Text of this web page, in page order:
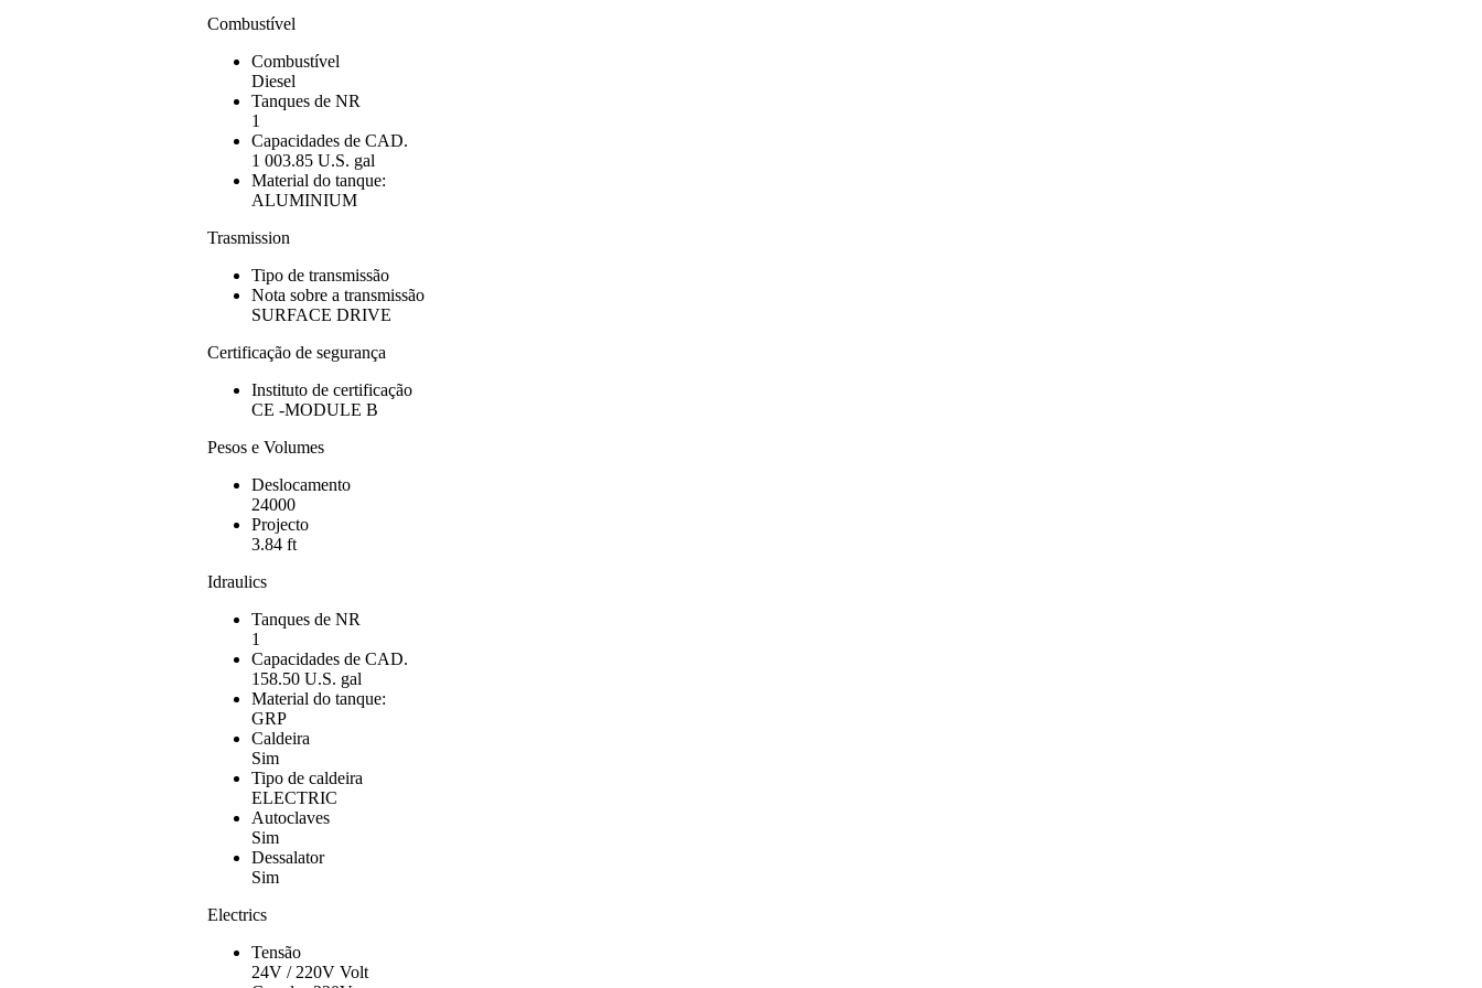
Combustível
Combustível
Diesel
Tanques de NR
1
Capacidades de CAD.
1 003.85 U.S. gal
Material do tanque:
ALUMINIUM
Trasmission
Tipo de transmissão
Nota sobre a transmissão
SURFACE DRIVE
Certificação de segurança
Instituto de certificação
CE -MODULE B
Pesos e Volumes
Deslocamento
24000
Projecto
3.84 ft
Idraulics
Tanques de NR
1
Capacidades de CAD.
158.50 U.S. gal
Material do tanque:
GRP
Caldeira
Sim
Tipo de caldeira
ELECTRIC
Autoclaves
Sim
Dessalator
Sim
Electrics
Tensão
24V / 220V Volt